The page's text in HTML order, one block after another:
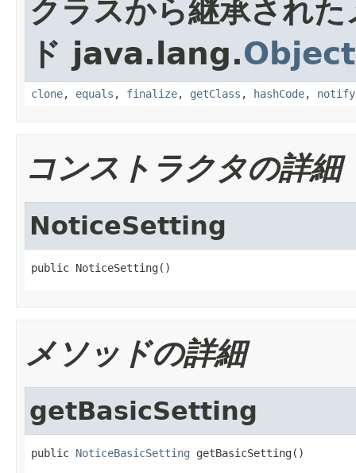
クラスから継承された
ド java.lang.Object
clone, equals , finalize, getClass , hashCode, notify
コンストラクタの詳細
NoticeSetting
public NoticeSetting()
メソッドの詳細
getBasicSetting
public NoticeBasicSetting getBasicSetting()